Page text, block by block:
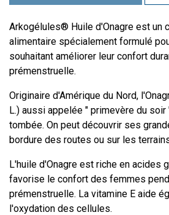
Arkogélules® Huile d'Onagre est un
alimentaire spécialement formulé
souhaitant améliorer leur confort
prémenstruelle.
Originaire d'Amérique du Nord,
L.) aussi appelée " primevère du soir
tombée. On peut découvrir ses
bordure des routes ou sur les
L'huile d'Onagre est riche en acides
favorise le confort des femmes
prémenstruelle. La vitamine E aide
l'oxydation des cellules.